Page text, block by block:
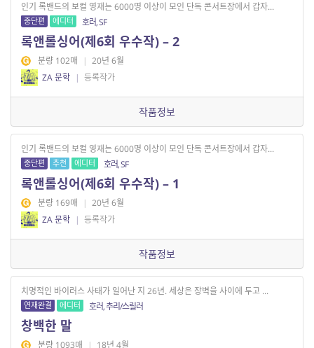
인기 록밴드의 보컬 영재는 6000명 이상이 모인 단독 콘서트장에서 갑자...
중단편 에디터 호러, SF
록앤롤싱어(제6회 우수작) – 2
분량 102매 | 20년 6월
ZA 문학 | 등록작가
작품정보
인기 록밴드의 보컬 영재는 6000명 이상이 모인 단독 콘서트장에서 갑자...
중단편 추천 에디터 호러, SF
록앤롤싱어(제6회 우수작) – 1
분량 169매 | 20년 6월
ZA 문학 | 등록작가
작품정보
치명적인 바이러스 사태가 일어난 지 26년. 세상은 장벽을 사이에 두고 ...
연재완결 에디터 호러, 추리/스릴러
창백한 말
분량 1093매 | 18년 4월